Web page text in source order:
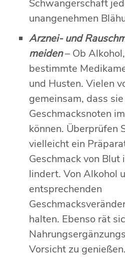
Schwangerschaft
unangenehmen
Arznei- und
meiden– Ob
bestimmte
und Husten. Vielen
gemeinsam, dass
Geschmacksnoten
können. Überprüfen
vielleicht ein
Geschmack von Blut
lindert. Von Alkohol
entsprechenden
halten. Ebenso rät
Vorsicht zu genießen.